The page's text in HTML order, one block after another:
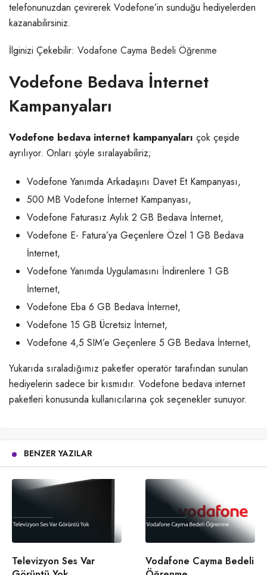
telefonunuzdan çevirerek Vodefone’in sunduğu hediyelerden
kazanabilirsiniz.
İlginizi Çekebilir: Vodafone Cayma Bedeli Öğrenme
Vodefone Bedava İnternet
Kampanyaları
Vodefone bedava internet kampanyaları çok çeşide
ayrılıyor. Onları şöyle sıralayabiliriz;
Vodefone Yanımda Arkadaşını Davet Et Kampanyası,
500 MB Vodefone İnternet Kampanyası,
Vodefone Faturasız Aylık 2 GB Bedava İnternet,
Vodefone E- Fatura’ya Geçenlere Özel 1 GB Bedava
İnternet,
Vodefone Yanımda Uygulamasını İndirenlere 1 GB
İnternet,
Vodefone Eba 6 GB Bedava İnternet,
Vodefone 15 GB Ücretsiz İnternet,
Vodefone 4,5 SIM’e Geçenlere 5 GB Bedava İnternet,
Yukarıda sıraladığımız paketler operatör tarafından sunulan
hediyelerin sadece bir kısmıdır. Vodefone bedava internet
paketleri konusunda kullanıcılarına çok seçenekler sunuyor.
BENZER YAZILAR
Televizyon Ses Var
Vodafone Cayma Bedeli